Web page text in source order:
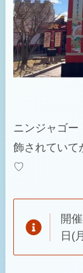
ニンジャゴー
飾されていて
♡
開
日(